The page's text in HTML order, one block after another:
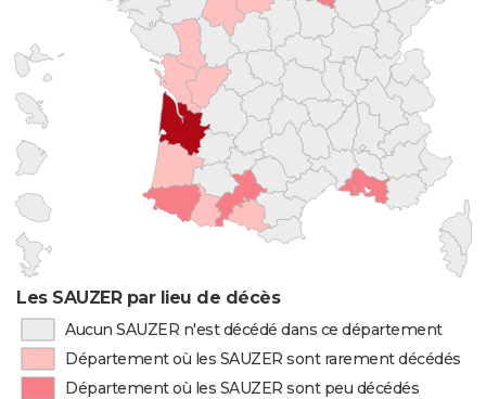
Les SAUZER par lieu de décès
Aucun SAUZER n'est décédé dans ce département
Département où les SAUZER sont rarement décédés
Département où les SAUZER sont peu décédés